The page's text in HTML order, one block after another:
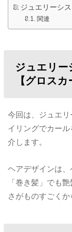
ジュエリーシ
関連
ジュエリー
【グロスカ
今回は、ジュエ
イリングでカー
介します。
ヘアデザインは
「巻き髪」でも
さがものすごくか